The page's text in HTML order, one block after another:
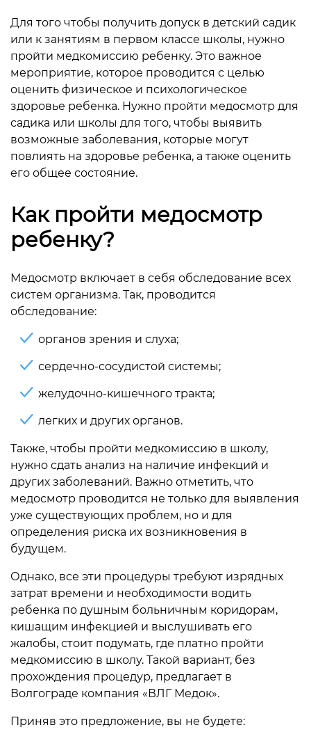
Для того чтобы получить допуск в детский садик
или к занятиям в первом классе школы, нужно
пройти медкомиссию ребенку. Это важное
мероприятие, которое проводится с целью
оценить физическое и психологическое
здоровье ребенка. Нужно пройти медосмотр для
садика или школы для того, чтобы выявить
возможные заболевания, которые могут
повлиять на здоровье ребенка, а также оценить
его общее состояние.
Как пройти медосмотр
ребенку?
Медосмотр включает в себя обследование всех
систем организма. Так, проводится
обследование:
органов зрения и слуха;
сердечно-сосудистой системы;
желудочно-кишечного тракта;
легких и других органов.
Также, чтобы пройти медкомиссию в школу,
нужно сдать анализ на наличие инфекций и
других заболеваний. Важно отметить, что
медосмотр проводится не только для выявления
уже существующих проблем, но и для
определения риска их возникновения в
будущем.
Однако, все эти процедуры требуют изрядных
затрат времени и необходимости водить
ребенка по душным больничным коридорам,
кишащим инфекцией и выслушивать его
жалобы, стоит подумать, где платно пройти
медкомиссию в школу. Такой вариант, без
прохождения процедур, предлагает в
Волгограде компания «ВЛГ Медок».
Приняв это предложение, вы не будете: